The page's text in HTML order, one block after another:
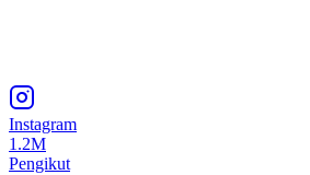
Instagram
1.2M
Pengikut